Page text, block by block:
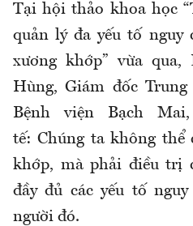
Tại hội thảo khoa học
quản lý đa yếu tố nguy
xương khớp” vừa qua,
Hùng, Giám đốc
Bệnh viện Bạch
tế: Chúng ta không
khớp, mà phải điều trị
đầy đủ các yếu tố
người đó.